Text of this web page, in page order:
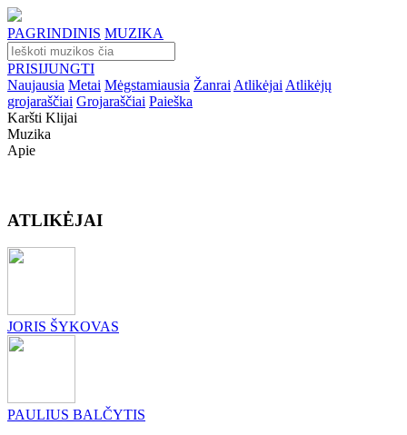
PAGRINDINIS MUZIKA
PRISIJUNGTI
Naujausia Metai Mėgstamiausia Žanrai Atlikėjai Atlikėjų
grojaraščiai Grojaraščiai Paieška
Karšti Klijai
Muzika
Apie
ATLIKĖJAI
JORIS ŠYKOVAS
PAULIUS BALČYTIS